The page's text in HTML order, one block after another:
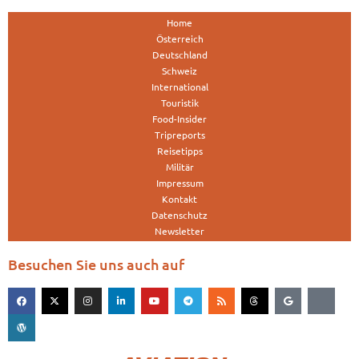
Home
Österreich
Deutschland
Schweiz
International
Touristik
Food-Insider
Tripreports
Reisetipps
Militär
Impressum
Kontakt
Datenschutz
Newsletter
Besuchen Sie uns auch auf